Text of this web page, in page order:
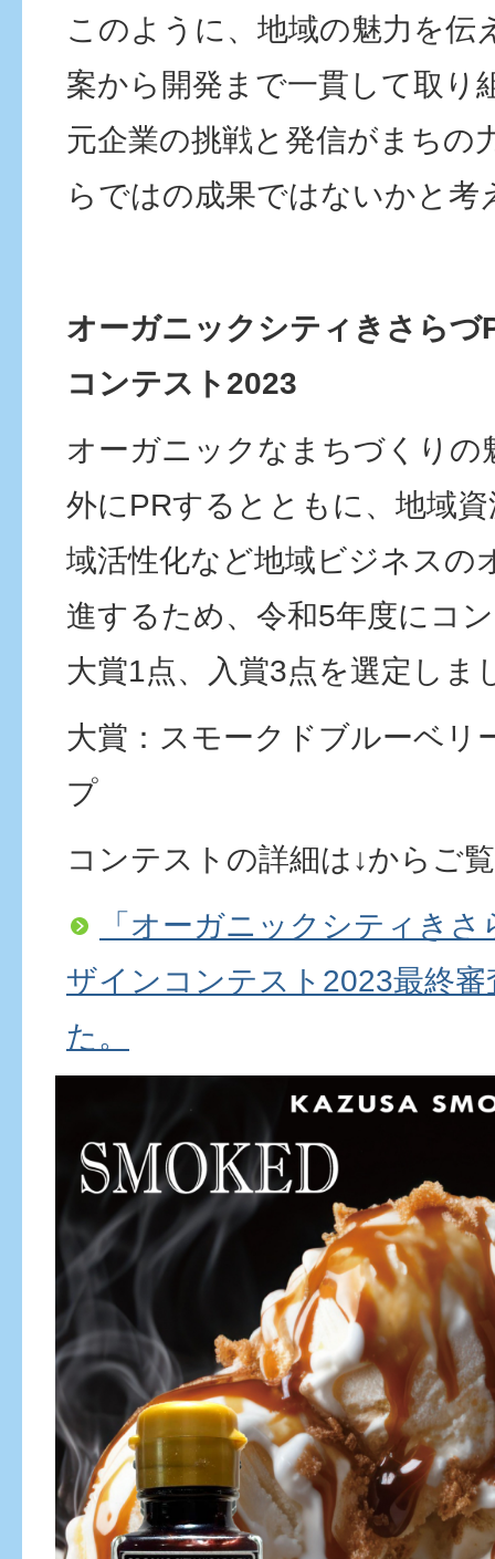
このように、地域の魅力を伝
案から開発まで一貫して取り
元企業の挑戦と発信がまちの
らではの成果ではないかと考
オーガニックシティきさらづ
コンテスト2023
オーガニックなまちづくりの
外にPRするとともに、地域
域活性化など地域ビジネスの
進するため、令和5年度にコ
大賞1点、入賞3点を選定しま
大賞：スモークドブルーベリ
プ
コンテストの詳細は↓からご
「オーガニックシティき
ザインコンテスト2023最終
た。